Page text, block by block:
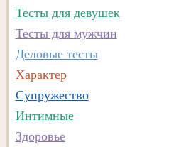
Тесты для девушек
Тесты для мужчин
Деловые тесты
Характер
Супружество
Интимные
Здоровье